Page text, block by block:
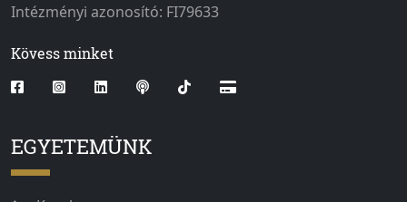
Intézményi azonosító: FI79633
Kövess minket
EGYETEMÜNK